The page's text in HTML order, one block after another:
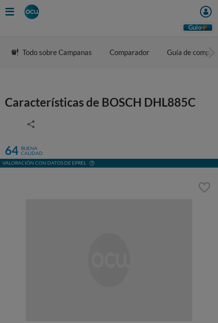
Guio
Todo sobre Campanas Comparador Guía de compra
Características de BOSCH DHL885C
64 BUENA
CALIDAD
VALORACIÓN CON DATOS DE EPREL